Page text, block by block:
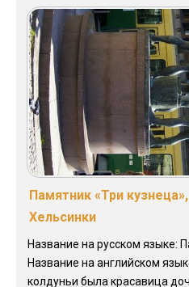
Памятник «Три
Хельсинки
Название на русском языке:
Название на английском
колдуньи была красавица